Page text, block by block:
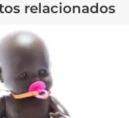
relacionados